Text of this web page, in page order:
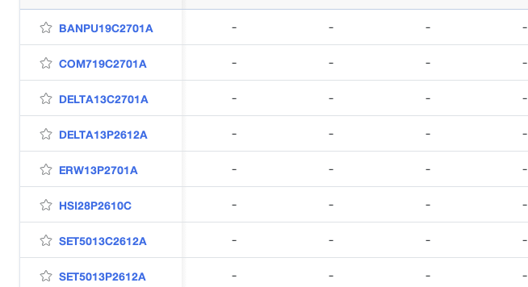
BANPU19C2701A - - - -
COM719C2701A
- - - -
DELTA13C2701A
- - - -
DELTA13P2612A
- - - -
ERW13P2701A
- - - -
HSI28P2610C
- - - -
SET5013C2612A
- - - -
SET5013P2612A
- - - -